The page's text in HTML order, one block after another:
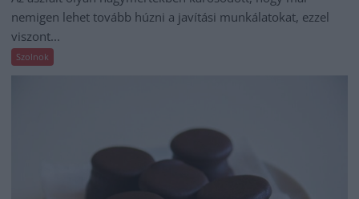
nemigen lehet tovább húzni a javítási munkálatokat, ezzel
viszont...
Szolnok